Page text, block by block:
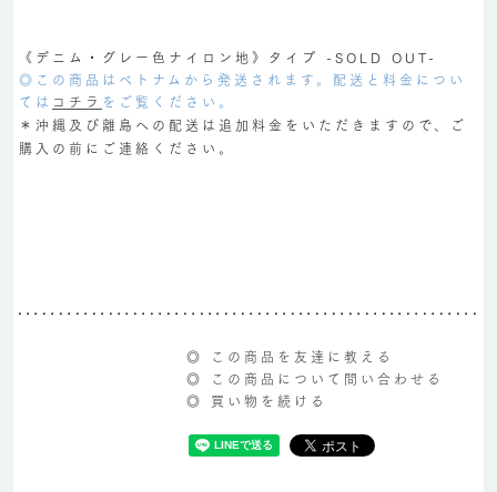
《デニム・グレー色ナイロン地》タイプ -SOLD OUT-
◎この商品はベトナムから発送されます。配送と料金につい
ては コチラ をご覧ください。
＊沖縄及び離島への配送は追加料金をいただきますので、ご
購入の前にご連絡ください。
◎
この商品を友達に教える
◎
この商品について問い合わせる
◎ 買い物を続ける